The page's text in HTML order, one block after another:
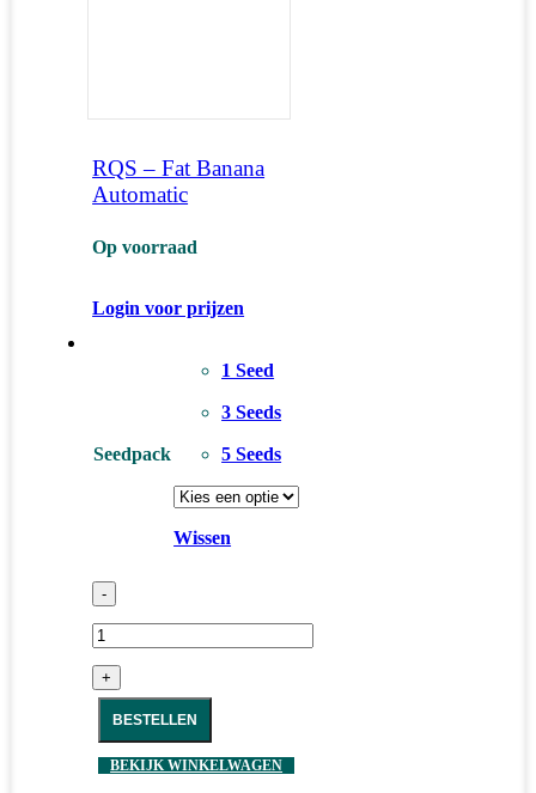
RQS – Fat Banana
Automatic
Op voorraad
Login voor prijzen
Seedpack
1 Seed
3 Seeds
5 Seeds
Wissen
-
+
BESTELLEN
BEKIJK WINKELWAGEN